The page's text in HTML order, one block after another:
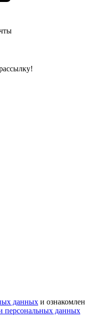
данных и ознакомлен
персональных данных